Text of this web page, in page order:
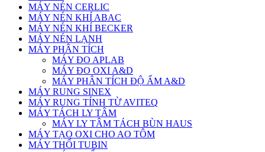
MÁY NÉN CERLIC
MÁY NÉN KHÍ ABAC
MÁY NÉN KHÍ BECKER
MÁY NÉN LẠNH
MÁY PHÂN TÍCH
MÁY ĐO APLAB
MÁY ĐO OXI A&D
MÁY PHÂN TÍCH ĐỘ ẨM A&D
MÁY RUNG SINEX
MÁY RUNG TÍNH TỪ AVITEQ
MÁY TÁCH LY TÂM
MÁY LY TÂM TÁCH BÙN HAUS
MÁY TẠO OXI CHO AO TÔM
MÁY THỔI TUBIN